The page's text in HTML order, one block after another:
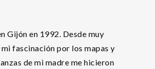
Gijón en 1992. Desde muy
mi fascinación por los mapas y
de mi madre me hicieron